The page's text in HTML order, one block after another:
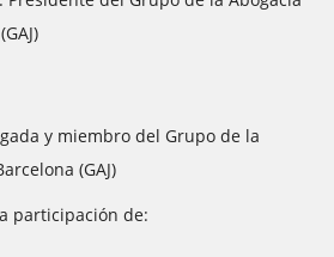
y miembro del Grupo de la
(GAJ)
participación de: